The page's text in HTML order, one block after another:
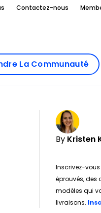
Contactez-nous
La Communauté
By Kristen
Inscrivez-
éprouvés, des
modèles qui
livraisons.